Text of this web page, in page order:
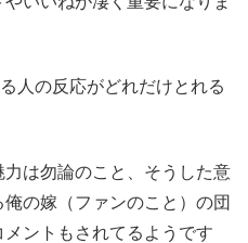
人の反応がどれだけとれる
は勿論のこと、そうした意
の嫁（ファンのこと）の団
ントもされてるようです